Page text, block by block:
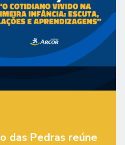
das Pedras reúne